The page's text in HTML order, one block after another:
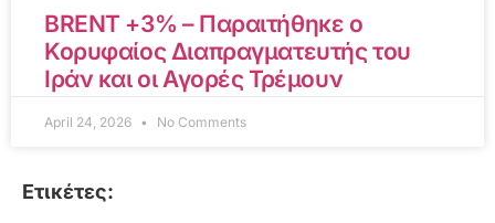
BRENT +3% – Παραιτήθηκε ο
Κορυφαίος Διαπραγματευτής του
Ιράν και οι Αγορές Τρέμουν
April 24, 2026 No Comments
Ετικέτες: